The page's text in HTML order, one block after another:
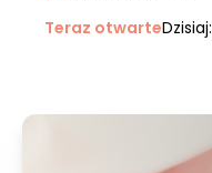
Teraz otwarteDzisiaj: